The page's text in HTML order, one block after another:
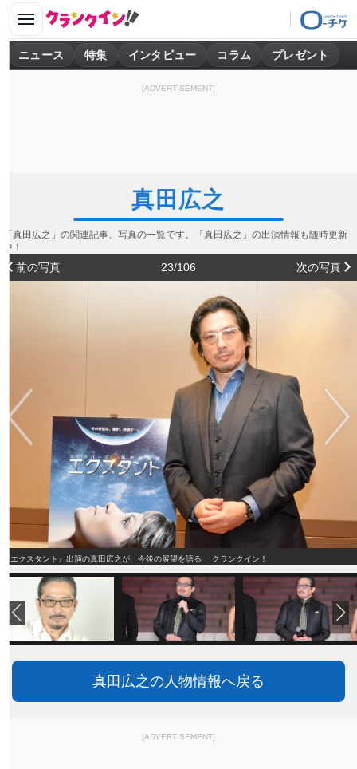
ニュース 特集 インタビュー コラム プレゼント
[ADVERTISEMENT]
真田広之
「真田広之」の関連記事、写真の一覧です。「真田広之」の出演情報も随時更新
中！
前の写真 23/106 次の写真
『エクスタント』出演の真田広之が、今後の展望を語る クランクイン！
真田広之の人物情報へ戻る
[ADVERTISEMENT]